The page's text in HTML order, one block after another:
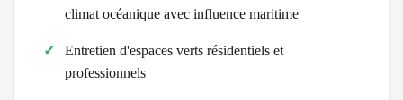
climat océanique avec influence maritime
Entretien d'espaces verts résidentiels et
professionnels